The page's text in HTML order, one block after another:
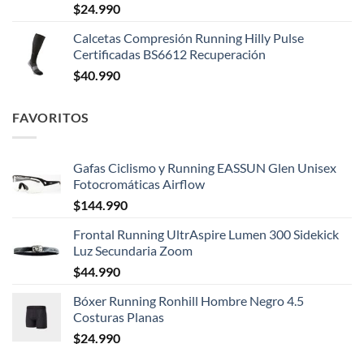
$24.990
Calcetas Compresión Running Hilly Pulse
Certificadas BS6612 Recuperación
$40.990
FAVORITOS
Gafas Ciclismo y Running EASSUN Glen Unisex
Fotocromáticas Airflow
$144.990
Frontal Running UltrAspire Lumen 300 Sidekick
Luz Secundaria Zoom
$44.990
Bóxer Running Ronhill Hombre Negro 4.5
Costuras Planas
$24.990